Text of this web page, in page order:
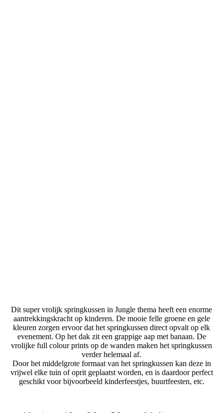
Dit super vrolijk springkussen in Jungle thema heeft een enorme
aantrekkingskracht op kinderen. De mooie felle groene en gele
kleuren zorgen ervoor dat het springkussen direct opvalt op elk
evenement. Op het dak zit een grappige aap met banaan. De
vrolijke full colour prints op de wanden maken het springkussen
verder helemaal af.
Door het middelgrote formaat van het springkussen kan deze in
vrijwel elke tuin of oprit geplaatst worden, en is daardoor perfect
geschikt voor bijvoorbeeld kinderfeestjes, buurtfeesten, etc.